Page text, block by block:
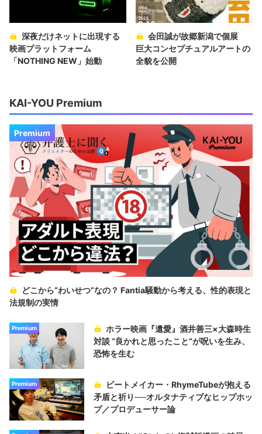
深夜だけネットに出現する
映画プラットフォーム
「NOTHING NEW」始動
会田誠が故郷新潟で個展
巨大コンセプチュアルアートの
全貌を公開
KAI-YOU Premium
Premium
どこから“わいせつ”なの？ Fantia騒動から考える、性的表現と
法規制の実情
Premium
ホラー映画『遺愛』酒井善三×大森時生
対談 “良かれと思ったこと“が呪いを生み、
恐怖を生む
Premium
ビートメイカー・RhymeTubeが抱える
矛盾と祈り──オルタナティブなヒップホッ
プ／プロデューサー論